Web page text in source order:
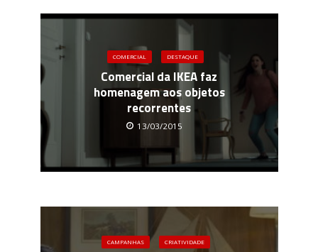
COMERCIAL DESTAQUE
Comercial da IKEA faz
homenagem aos objetos
recorrentes
13/03/2015
CAMPANHAS CRIATIVIDADE